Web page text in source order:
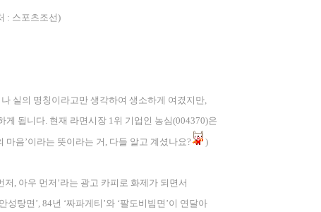
: 스포츠조선)
실의 명칭이라고만 생각하여 생소하게 여겼지만,
게 됩니다. 현재 라면시장 1위 기업인 농심(004370)은
마음’이라는 뜻이라는 거 , 다들 알고 계셨나요? )
저 , 아우 먼저 ’라는 광고 카피로 화제가 되면서
안성탕면 ’, 84년 ‘짜파게티 ’와 ‘팔도비빔면 ’이 연달아